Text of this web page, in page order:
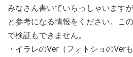
みなさん書いていらっしゃいます
と参考になる情報をください。こ
で検証もできません。
・イラレのVer（フォトショのVerも